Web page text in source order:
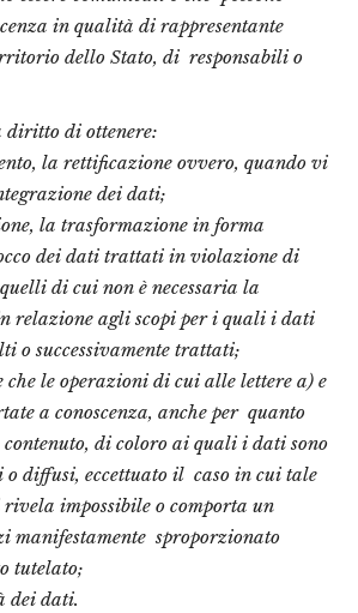
in qualità di rappresentante
dello Stato, di responsabili o
diritto di ottenere:
la rettificazione ovvero, quando vi
dei dati;
la trasformazione in forma
dei dati trattati in violazione di
di cui non è necessaria la
relazione agli scopi per i quali i dati
o successivamente trattati;
che le operazioni di cui alle lettere a) e
a conoscenza, anche per quanto
di coloro ai quali i dati sono
o diffusi, eccettuato il caso in cui tale
rivela impossibile o comporta un
manifestamente sproporzionato
tutelato;
dei dati.